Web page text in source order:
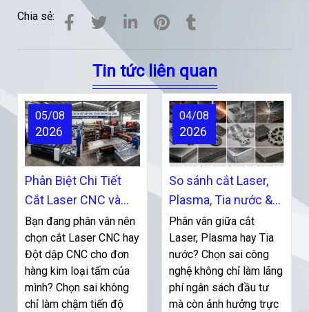
Chia sẻ:
Tin tức liên quan
Phân Biệt Chi Tiết
Cắt Laser CNC và
Đột Dập CNC: Ưu
Nhược Điểm & Kinh
Nghiệm Lựa Chọn
05/08
2026
Bạn đang phân vân nên
chọn cắt Laser CNC hay
Đột dập CNC cho đơn
hàng kim loại tấm của
mình? Chọn sai không
chỉ làm chậm tiến độ
So sánh cắt Laser,
Plasma, Tia nước &
CNC: Nên mua máy
nào?
04/08
2026
Phân vân giữa cắt
Laser, Plasma hay Tia
nước? Chọn sai công
nghệ không chỉ làm lãng
phí ngân sách đầu tư
mà còn ảnh hưởng trực